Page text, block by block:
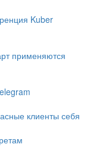
Kuber
применяются
клиенты себя